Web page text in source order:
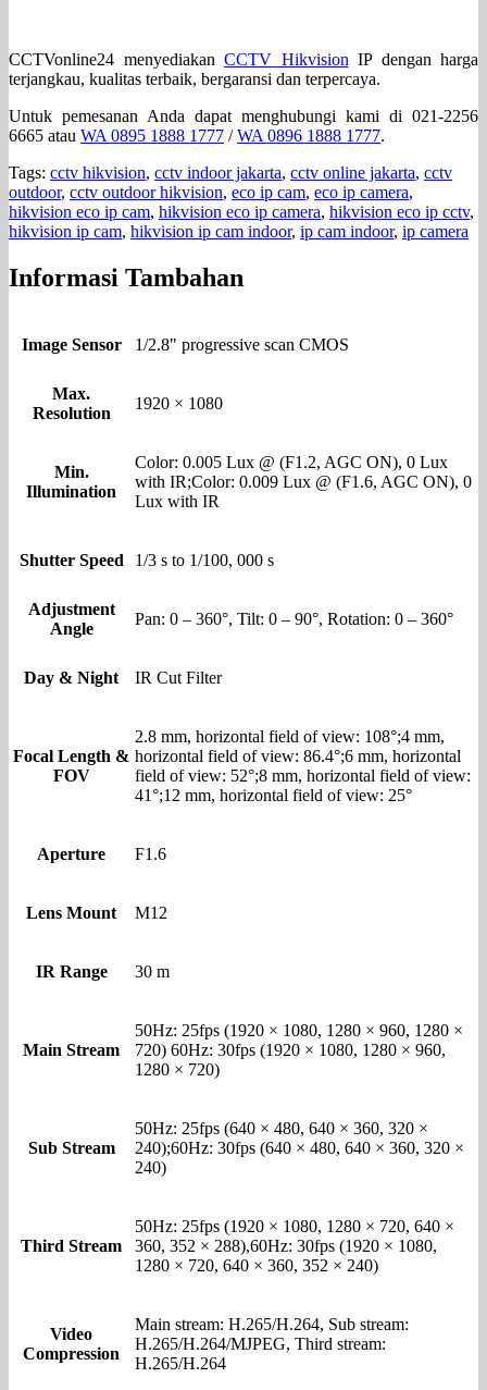
CCTVonline24 menyediakan CCTV Hikvision IP dengan harga
terjangkau, kualitas terbaik, bergaransi dan terpercaya.
Untuk pemesanan Anda dapat menghubungi kami di 021-2256
6665 atau WA 0895 1888 1777 /WA 0896 1888 1777.
Tags: cctv hikvision, cctv indoor jakarta, cctv online jakarta, cctv
outdoor, cctv outdoor hikvision, eco ip cam, eco ip camera,
hikvision eco ip cam, hikvision eco ip camera, hikvision eco ip cctv,
hikvision ip cam, hikvision ip cam indoor, ip cam indoor, ip camera
Informasi Tambahan
Image Sensor 1/2.8" progressive scan CMOS
Max.
Resolution
1920 × 1080
Min.
Illumination
Color: 0.005 Lux @ (F1.2, AGC ON), 0 Lux
with IR;Color: 0.009 Lux @ (F1.6, AGC ON), 0
Lux with IR
Shutter Speed 1/3 s to 1/100, 000 s
Adjustment
Angle
Pan: 0 – 360°, Tilt: 0 – 90°, Rotation: 0 – 360°
Day & Night IR Cut Filter
Focal Length &
FOV
2.8 mm, horizontal field of view: 108°;4 mm,
horizontal field of view: 86.4°;6 mm, horizontal
field of view: 52°;8 mm, horizontal field of view:
41°;12 mm, horizontal field of view: 25°
Aperture F1.6
Lens Mount M12
IR Range 30 m
Main Stream
50Hz: 25fps (1920 × 1080, 1280 × 960, 1280 ×
720) 60Hz: 30fps (1920 × 1080, 1280 × 960,
1280 × 720)
Sub Stream
50Hz: 25fps (640 × 480, 640 × 360, 320 ×
240);60Hz: 30fps (640 × 480, 640 × 360, 320 ×
240)
Third Stream
50Hz: 25fps (1920 × 1080, 1280 × 720, 640 ×
360, 352 × 288),60Hz: 30fps (1920 × 1080,
1280 × 720, 640 × 360, 352 × 240)
Video
Compression
Main stream: H.265/H.264, Sub stream:
H.265/H.264/MJPEG, Third stream:
H.265/H.264